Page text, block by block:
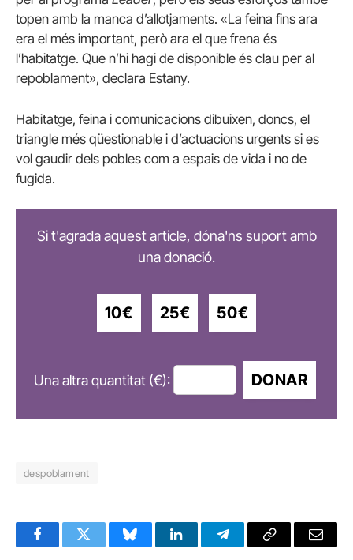
topen amb la manca d’allotjaments. «La feina fins ara
era el més important, però ara el que frena és
l’habitatge. Que n’hi hagi de disponible és clau per al
repoblament», declara Estany.
Habitatge, feina i comunicacions dibuixen, doncs, el
triangle més qüestionable i d’actuacions urgents si es
vol gaudir dels pobles com a espais de vida i no de
fugida.
Si t'agrada aquest article, dóna'ns suport amb
una donació.
10€ 25€ 50€
Una altra quantitat (€): DONAR
despoblament
FacebookTwitter BlueskyLinkedInTelegramCopy
Email